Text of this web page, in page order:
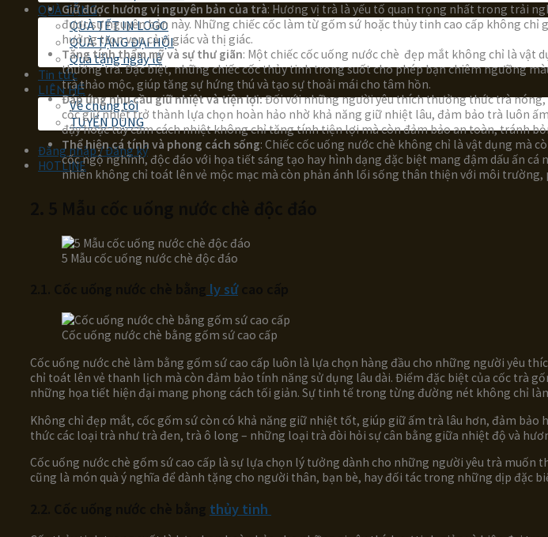
QUÀ TẶNG
QUÀ TẾT IN LOGO
QUÀ TẶNG ĐẠI HỘI
Quà tặng ngày lễ
Tin tức
LIÊN HỆ
Về chúng tôi
TUYỂN DỤNG
Đăng nhập / Đăng ký
HOTLINE
Giữ được hương vị nguyên bản của trà: Hương vị trà là yếu tố quan trọng nhất trong trải
được sự nguyên bản này. Những chiếc cốc làm từ gốm sứ hoặc thủy tinh cao cấp không
hưởng trọn vẹn cả vị giác và thị giác.
Tăng tính thẩm mỹ và sự thư giãn: Một chiếc cốc uống nước chè đẹp mắt không chỉ là
thưởng trà. Đặc biệt, những chiếc cốc thủy tinh trong suốt cho phép bạn chiêm ngưỡng
trà thảo mộc, giúp tăng sự hứng thú và tạo sự thoải mái cho tâm hồn.
Đáp ứng nhu cầu giữ nhiệt và tiện lợi:Đối với những người yêu thích thưởng thức trà
cốc giữ nhiệt trở thành lựa chọn hoàn hảo nhờ khả năng giữ nhiệt lâu, đảm bảo trà luôn
đậy hoặc tay cầm cách nhiệt không chỉ tăng tính tiện lợi mà còn đảm bảo an toàn, tránh
Thể hiện cá tính và phong cách sống: Chiếc cốc uống nước chè không chỉ là vật dụng mà
cốc ngộ nghĩnh, độc đáo với họa tiết sáng tạo hay hình dạng đặc biệt mang đậm dấu ấn
nhiên không chỉ toát lên vẻ mộc mạc mà còn phản ánh lối sống thân thiện với môi
5 Mẫu cốc uống nước chè độc đáo
ly sứcao cấp
Cốc uống nước chè bằng gốm sứ cao cấp
Cốc uống nước chè làm bằng gốm sứ cao cấp luôn là lựa chọn hàng đầu cho những người yêu
chỉ toát lên vẻ thanh lịch mà còn đảm bảo tính năng sử dụng lâu dài. Điểm đặc biệt của cốc trà
những họa tiết hiện đại mang phong cách tối giản. Sự tinh tế trong từng đường nét không chỉ
Không chỉ đẹp mắt, cốc gốm sứ còn có khả năng giữ nhiệt tốt, giúp giữ ấm trà lâu hơn, đảm
thức các loại trà như trà đen, trà ô long – những loại trà đòi hỏi sự cân bằng giữa nhiệt độ và
Cốc uống nước chè gốm sứ cao cấp là sự lựa chọn lý tưởng dành cho những người yêu trà
cũng là món quà ý nghĩa để dành tặng cho người thân, bạn bè, hay đối tác trong những dịp đặc
thủy tinh